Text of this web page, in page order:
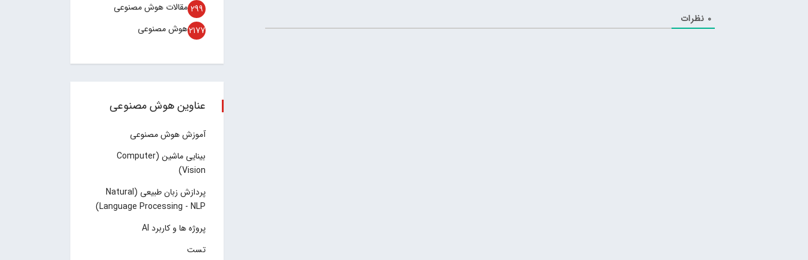
0 نظرات
مقالات هوش مصنوعی 299
هوش مصنوعی2177
عناوین هوش مصنوعی
آموزش هوش مصنوعی
بینایی ماشین (Computer
Vision)
پردازش زبان طبیعی (Natural
Language Processing - NLP)
پروژه ها و کاربرد AI
تست